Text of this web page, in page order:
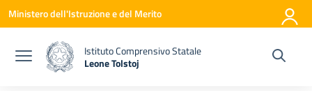
Vai ai contenuti
Vai al menu di navigazione
Vai al footer
Ministero dell'Istruzione e del Merito
Istituto Comprensivo Statale
Leone Tolstoj